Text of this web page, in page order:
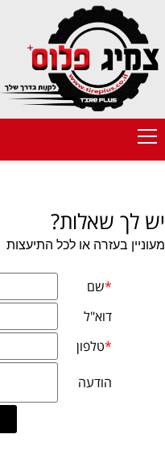
יש לך שאלות?
מעוניין בעזרה או לכל התיעצות